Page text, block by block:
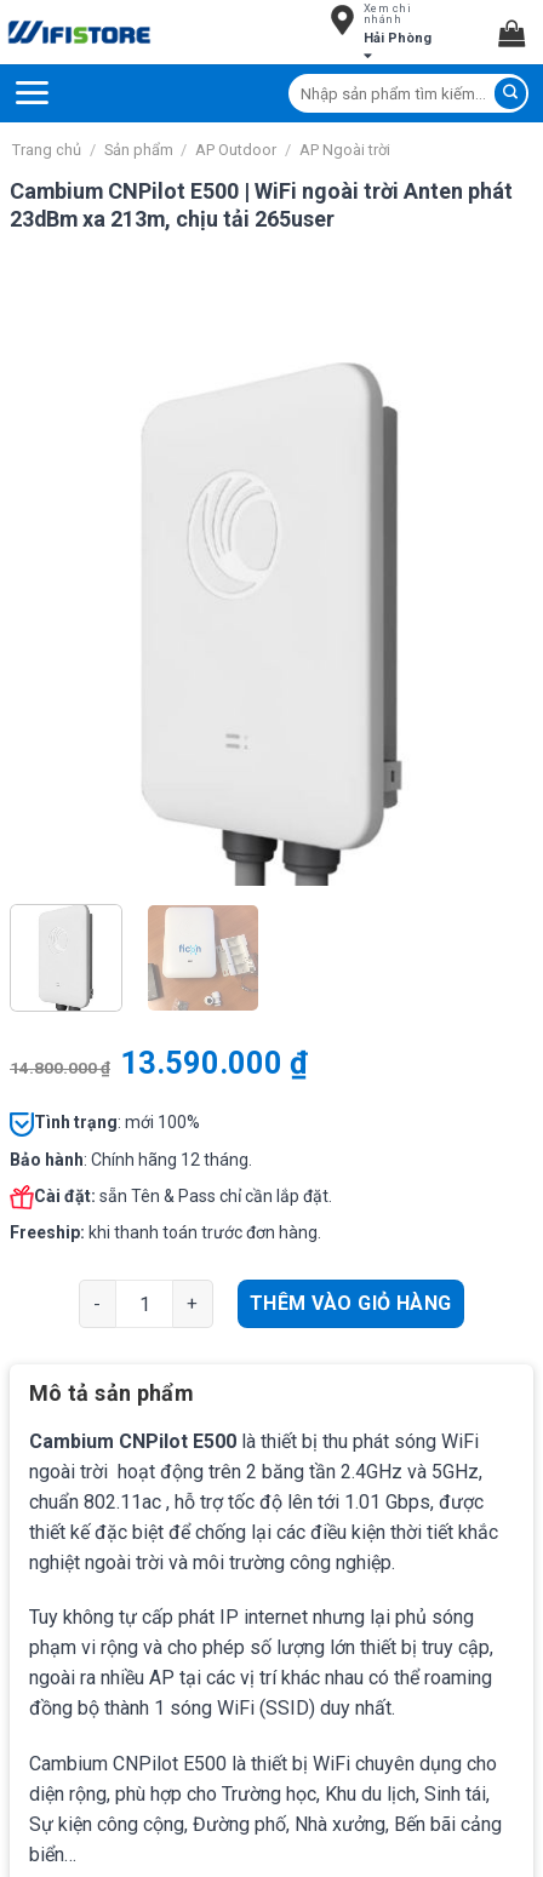
to
Xem chi
nhánh
Hải Phòng
Tìm
kiếm:
Trang chủ / Sản phẩm / AP Outdoor / AP Ngoài trời
Cambium CNPilot E500 | WiFi ngoài trời Anten phát
23dBm xa 213m, chịu tải 265user
14.800.000₫ 13.590.000₫
Tình trạng: mới 100%
Bảo hành: Chính hãng 12 tháng.
Cài đặt: sẵn Tên & Pass chỉ cần lắp đặt.
Freeship: khi thanh toán trước đơn hàng.
Cambium CNPilot E500 | WiFi ngoài trời Anten phát
THÊM VÀO GIỎ HÀNG
Mô tả sản phẩm
Cambium CNPilot E500 là thiết bị thu phát sóng WiFi
ngoài trời hoạt động trên 2 băng tần 2.4GHz và 5GHz,
chuẩn 802.11ac , hỗ trợ tốc độ lên tới 1.01 Gbps, được
thiết kế đặc biệt để chống lại các điều kiện thời tiết khắc
nghiệt ngoài trời và môi trường công nghiệp.
Tuy không tự cấp phát IP internet nhưng lại phủ sóng
phạm vi rộng và cho phép số lượng lớn thiết bị truy cập,
ngoài ra nhiều AP tại các vị trí khác nhau có thể roaming
đồng bộ thành 1 sóng WiFi (SSID) duy nhất.
Cambium CNPilot E500 là thiết bị WiFi chuyên dụng cho
diện rộng, phù hợp cho Trường học, Khu du lịch, Sinh tái,
Sự kiện công cộng, Đường phố, Nhà xưởng, Bến bãi cảng
biển…